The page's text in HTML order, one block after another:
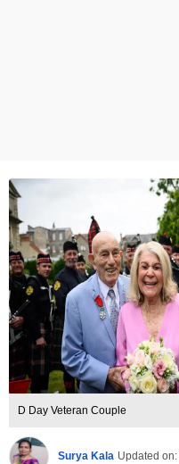
D Day Veteran Couple
Surya Kala Updated on: